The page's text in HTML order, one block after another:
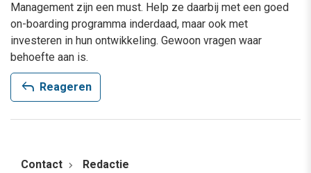
Management zijn een must. Help ze daarbij met een goed
on-boarding programma inderdaad, maar ook met
investeren in hun ontwikkeling. Gewoon vragen waar
behoefte aan is.
reply Reageren
Contact Redactie